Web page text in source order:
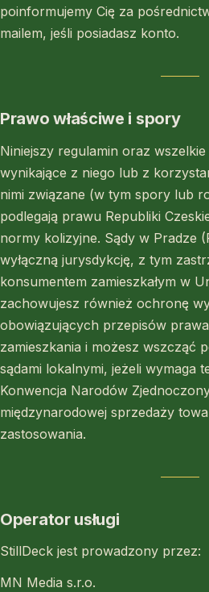
poinformujemy Cię za
mailem, jeśli posiadasz konto.
Prawo właściwe i spory
Niniejszy regulamin oraz
wynikające z niego lub z
nimi związane (w tym spory lub
podlegają prawu Republiki
normy kolizyjne. Sądy w Pradze
wyłączną jurysdykcję, z tym
konsumentem zamieszkałym w
zachowujesz również ochronę
obowiązujących przepisów
zamieszkania i możesz wszcząć
sądami lokalnymi, jeżeli wymaga
Konwencja Narodów
międzynarodowej sprzedaży
zastosowania.
Operator usługi
StillDeck jest prowadzony przez:
MN Media s.r.o.